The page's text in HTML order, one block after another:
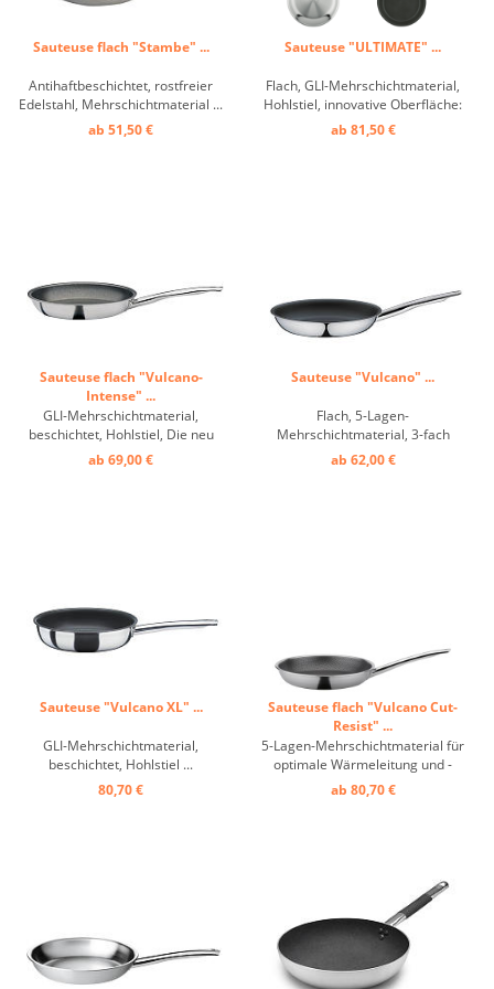
Sauteuse flach "Stambe" ...
Antihaftbeschichtet, rostfreier
Edelstahl, Mehrschichtmaterial ...
ab 51,50 €
Sauteuse "ULTIMATE" ...
Flach, GLI-Mehrschichtmaterial,
Hohlstiel, innovative Oberfläche:
Braten auf einem ganz neuen
Level. Mit der Zugabe einer
ab 81,50 €
Sauteuse flach "Vulcano-
Intense" ...
GLI-Mehrschichtmaterial,
beschichtet, Hohlstiel, Die neu
entwickelte Antihaftversiegelung
VULCANO INTENSE PRO steht für
ab 69,00 €
Sauteuse "Vulcano" ...
Flach, 5-Lagen-
Mehrschichtmaterial, 3-fach
Antihaftversiegelung, Hohlstiel,
induktionsgeeignet ...
ab 62,00 €
Sauteuse "Vulcano XL" ...
GLI-Mehrschichtmaterial,
beschichtet, Hohlstiel ...
80,70 €
Sauteuse flach "Vulcano Cut-
Resist" ...
5-Lagen-Mehrschichtmaterial für
optimale Wärmeleitung und -
verteilung, kratzfeste und extrem
strapazierfähige Oberfläche
ab 80,70 €